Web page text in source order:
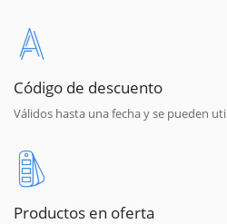
Código de descuento
Válidos hasta una fecha y se pueden
Productos en oferta